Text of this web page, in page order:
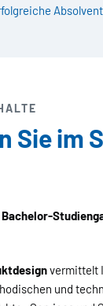
Sie im
Bachelor-
vermittelt
und